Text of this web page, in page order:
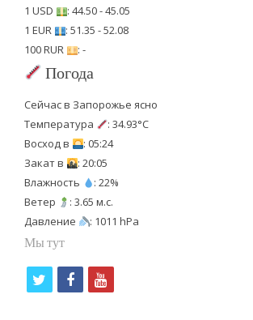
1 USD
: 44.50 - 45.05
1 EUR
: 51.35 - 52.08
100 RUR
: -
Погода
Сейчас в Запорожье ясно
Температура
: 34.93°C
Восход в
: 05:24
Закат в
: 20:05
Влажность
: 22%
Ветер
: 3.65 м.с.
Давление
: 1011 hPa
Мы тут
f
y